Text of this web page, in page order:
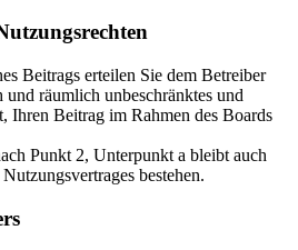
Beitrags erteilen Sie dem Betreiber
und räumlich unbeschränktes und
Ihren Beitrag im Rahmen des Boards
Punkt 2, Unterpunkt a bleibt auch
bestehen.